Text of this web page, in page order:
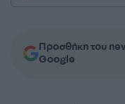
Προσθήκη του
Google